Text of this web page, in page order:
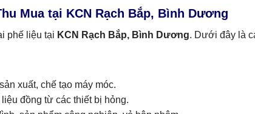
Mua tại KCN Rạch Bắp, Bình Dương
phế liệu tại KCN Rạch Bắp, Bình Dương. Dưới đây là
xuất, chế tạo máy móc.
đồng từ các thiết bị hỏng.